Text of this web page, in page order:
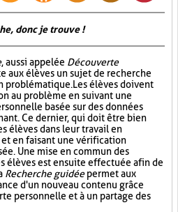
donc je trouve !
, aussi appelée Découverte
aux élèves un sujet de recherche
problématique. Les élèves doivent
au problème en suivant une
basée sur des données
Ce dernier, qui doit être bien
élèves dans leur travail en
en faisant une vérification
Une mise en commun des
élèves est ensuite effectuée afin de
Recherche guidéepermet aux
d'un nouveau contenu grâce
personnelle et à un partage des